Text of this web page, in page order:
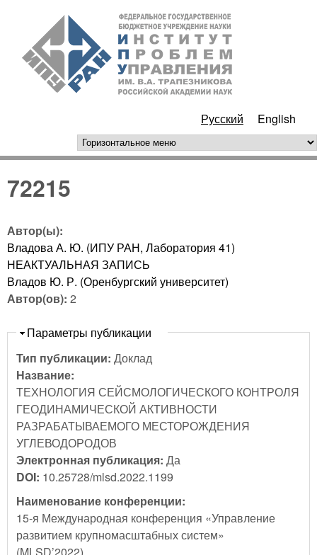
Перейти к основному
содержанию
РАН
Русский English
горизонтальное меню
72215
Автор(ы):
Владова А. Ю. (ИПУ РАН, Лаборатория 41)
НЕАКТУАЛЬНАЯ ЗАПИСЬ
Владов Ю. Р. (Оренбургский университет)
Автор(ов): 2
Скрыть
Параметры публикации
Тип публикации: Доклад
Название:
ТЕХНОЛОГИЯ СЕЙСМОЛОГИЧЕСКОГО КОНТРОЛЯ
ГЕОДИНАМИЧЕСКОЙ АКТИВНОСТИ
РАЗРАБАТЫВАЕМОГО МЕСТОРОЖДЕНИЯ
УГЛЕВОДОРОДОВ
Электронная публикация: Да
DOI: 10.25728/mlsd.2022.1199
Наименование конференции:
15-я Международная конференция «Управление
развитием крупномасштабных систем»
(MLSD’2022)